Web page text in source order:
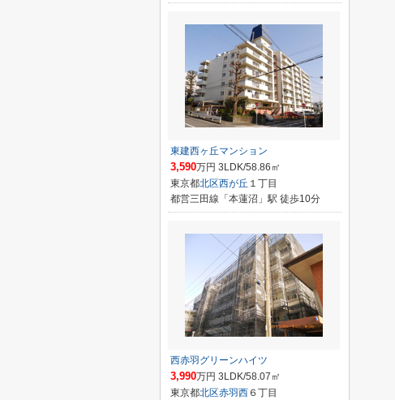
東建西ヶ丘マンション
3,590万円 3LDK/58.86㎡
東京都北区西が丘 １丁目
都営三田線「本蓮沼」駅 徒歩10分
西赤羽グリーンハイツ
3,990万円 3LDK/58.07㎡
東京都北区赤羽西 ６丁目